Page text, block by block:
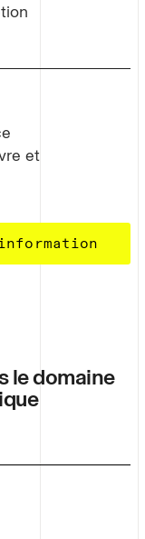
et
le domaine